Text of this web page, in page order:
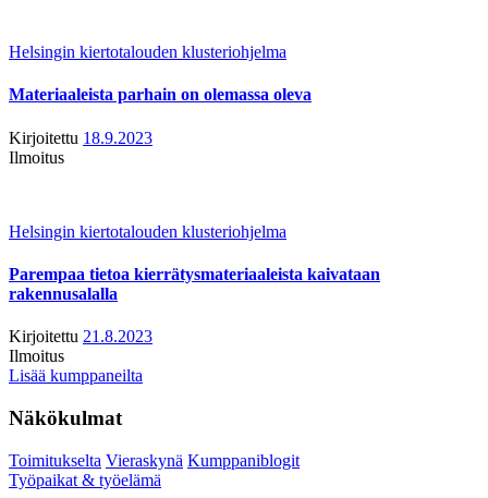
Helsingin kiertotalouden klusteriohjelma
Materiaaleista parhain on olemassa oleva
Kirjoitettu 18.9.2023
Ilmoitus
Helsingin kiertotalouden klusteriohjelma
Parempaa tietoa kierrätysmateriaaleista kaivataan
rakennusalalla
Kirjoitettu 21.8.2023
Ilmoitus
Lisää kumppaneilta
Näkökulmat
Toimitukselta Vieraskynä Kumppaniblogit
Työpaikat & työelämä